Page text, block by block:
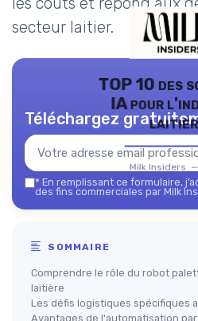
secteur laitier.
TOP 10 des
IA pour
Milk Insiders
Téléchargez
* En remplissant ce formulaire,
des fins commerciales par Milk
SOMMAIRE
Comprendre le rôle du robot
laitière
Les défis logistiques spécifiques
Avantages de l'automatisation